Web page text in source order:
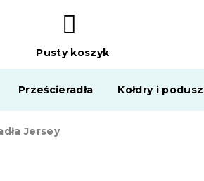
KOSZYK
Pusty koszyk
Prześcieradła Kołdry i
Jersey